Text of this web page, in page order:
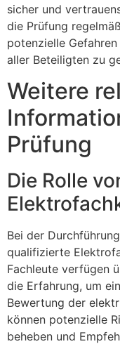
sicher und
die Prüfung
potenzielle
aller Beteiligten zu
Weitere
Prüfung
Die Rolle
Bei der
qualifizierte
Fachleute verfügen
die Erfahrung, um
Bewertung der
können potenzielle
beheben und